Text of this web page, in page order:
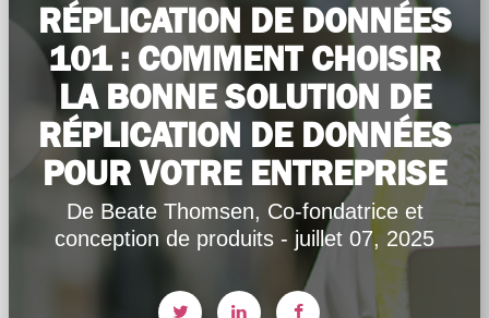
RÉPLICATION DE DONNÉES
101 : COMMENT CHOISIR
LA BONNE SOLUTION DE
RÉPLICATION DE DONNÉES
POUR VOTRE ENTREPRISE
De Beate Thomsen, Co-fondatrice et
conception de produits - juillet 07, 2025